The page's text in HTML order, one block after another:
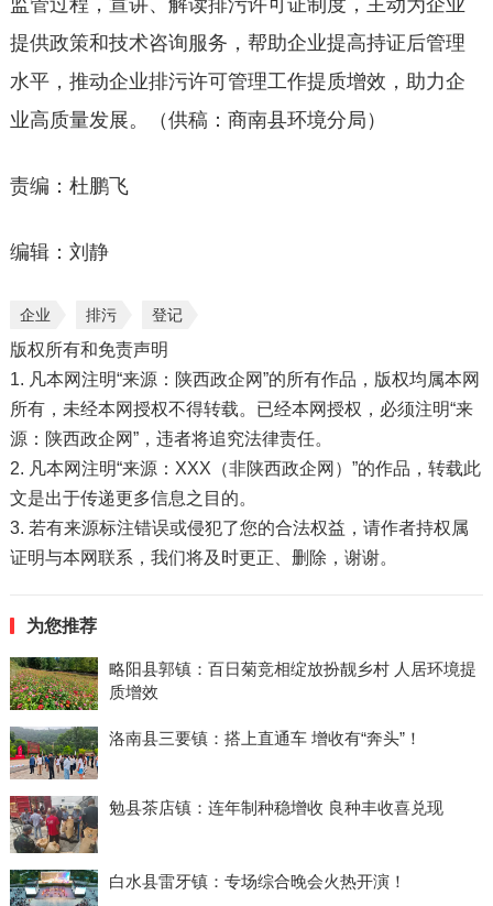
提供政策和技术咨询服务，帮助企业提高持证后管理
水平，推动企业排污许可管理工作提质增效，助力企
业高质量发展。（供稿：商南县环境分局）
责编：杜鹏飞
编辑：刘静
企业 排污 登记
版权所有和免责声明
1. 凡本网注明“来源：陕西政企网”的所有作品，版权均属本网
所有，未经本网授权不得转载。已经本网授权，必须注明“来
源：陕西政企网”，违者将追究法律责任。
2. 凡本网注明“来源：XXX（非陕西政企网）”的作品，转载此
文是出于传递更多信息之目的。
3. 若有来源标注错误或侵犯了您的合法权益，请作者持权属
证明与本网联系，我们将及时更正、删除，谢谢。
为您推荐
略阳县郭镇：百日菊竞相绽放扮靓乡村 人居环境提
质增效
洛南县三要镇：搭上直通车 增收有“奔头”！
勉县茶店镇：连年制种稳增收 良种丰收喜兑现
白水县雷牙镇：专场综合晚会火热开演！